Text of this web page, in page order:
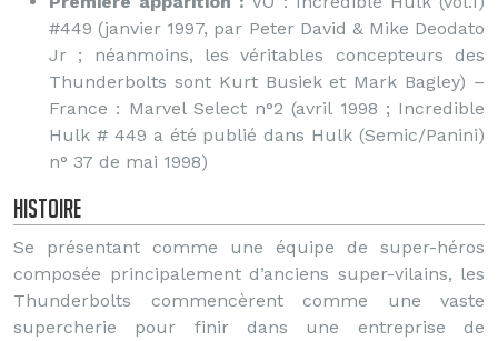
#449 (janvier 1997, par Peter David & Mike Deodato
Jr ; néanmoins, les véritables concepteurs des
Thunderbolts sont Kurt Busiek et Mark Bagley) –
France : Marvel Select n°2 (avril 1998 ; Incredible
Hulk # 449 a été publié dans Hulk (Semic/Panini)
n° 37 de mai 1998)
Histoire
Se présentant comme une équipe de super-héros
composée principalement d’anciens super-vilains, les
Thunderbolts commencèrent comme une vaste
supercherie pour finir dans une entreprise de